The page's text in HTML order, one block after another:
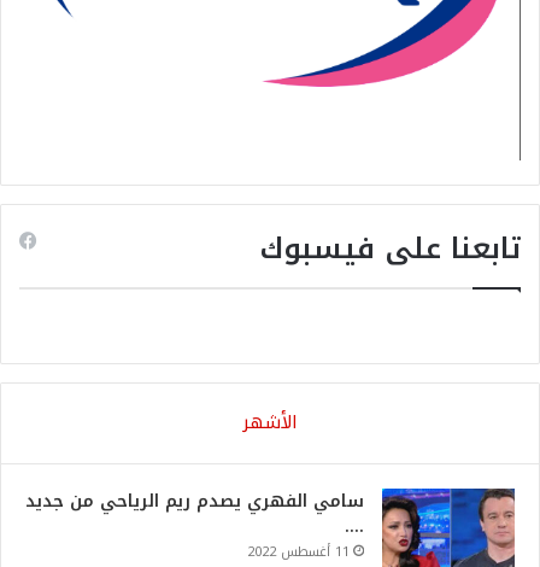
تابعنا على فيسبوك
الأشهر
سامي الفهري يصدم ريم الرياحي من جديد
….
11 أغسطس 2022